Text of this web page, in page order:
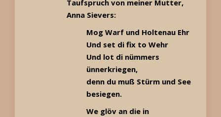
Taufspruch von meiner Mutter,
Anna Sievers:
Mog Warf und Holtenau Ehr
Und set di fix to Wehr
Und lot di nümmers
ünnerkriegen,
denn du muß Stürm und See
besiegen.
We glöv an die in